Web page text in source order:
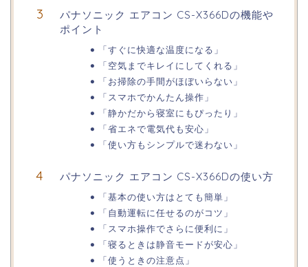
パナソニック エアコン CS-X366Dの機能や
ポイント
「すぐに快適な温度になる」
「空気までキレイにしてくれる」
「お掃除の手間がほぼいらない」
「スマホでかんたん操作」
「静かだから寝室にもぴったり」
「省エネで電気代も安心」
「使い方もシンプルで迷わない」
パナソニック エアコン CS-X366Dの使い方
「基本の使い方はとても簡単」
「自動運転に任せるのがコツ」
「スマホ操作でさらに便利に」
「寝るときは静音モードが安心」
「使うときの注意点」